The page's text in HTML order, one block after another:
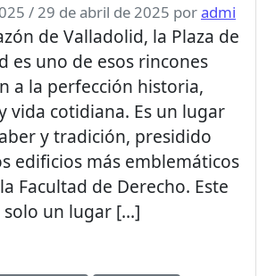
/29 de abril de 2025 poradmi
de Valladolid, la Plaza de
es uno de esos rincones
a la perfección historia,
vida cotidiana. Es un lugar
y tradición, presidido
edificios más emblemáticos
Facultad de Derecho. Este
solo un lugar […]